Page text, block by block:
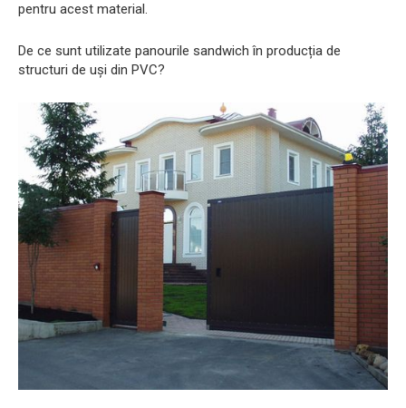
pentru acest material.
De ce sunt utilizate panourile sandwich în producția de
structuri de uși din PVC?